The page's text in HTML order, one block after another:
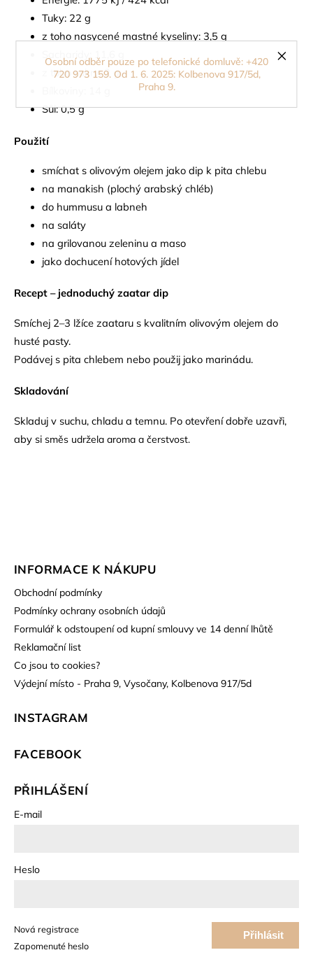
Osobní odběr pouze po telefonické domluvě: +420
720 973 159. Od 1. 6. 2025: Kolbenova 917/5d,
Praha 9.
Tuky: 22 g
z toho nasycené mastné kyseliny: 3,5 g
Sacharidy: 11,6 g
z toho cukry: 2 g
Sůl: 0,5 g
Použití
smíchat s olivovým olejem jako dip k pita chlebu
na manakish (plochý arabský chléb)
do hummusu a labneh
na saláty
na grilovanou zeleninu a maso
jako dochucení hotových jídel
Recept – jednoduchý zaatar dip
Smíchej 2–3 lžíce zaataru s kvalitním olivovým olejem do
husté pasty.
Podávej s pita chlebem nebo použij jako marinádu.
Skladování
Skladuj v suchu, chladu a temnu. Po otevření dobře uzavři,
aby si směs udržela aroma a čerstvost.
INFORMACE K NÁKUPU
Obchodní podmínky
Podmínky ochrany osobních údajů
Formulář k odstoupení od kupní smlouvy ve 14 denní lhůtě
Reklamační list
Co jsou to cookies?
Výdejní místo - Praha 9, Vysočany, Kolbenova 917/5d
INSTAGRAM
FACEBOOK
PŘIHLÁŠENÍ
E-mail
Heslo
Přihlásit
Nová registrace
Zapomenuté heslo